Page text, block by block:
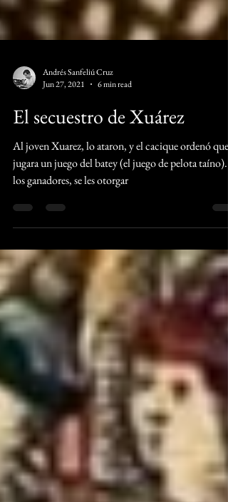
Andrés Sanfeliú Cruz
Jun 27, 2021
6 min read
El secuestro de Xuárez
Al joven Xuarez, lo ataron, y el cacique ordenó que
jugara un juego del batey (el juego de pelota taíno).